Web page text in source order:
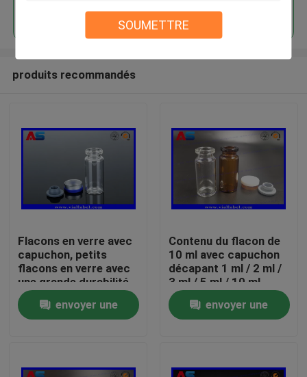
SOUMETTRE
Maison
Au sujet de nous
produits recommandés
Flacons en verre avec
capuchon, petits
flacons en verre avec
une grande durabilité
et un capuchon
dépliableenvoyer une
Contenu du flacon de
10 ml avec capuchon
décapant 1 ml / 2 ml /
3 ml / 5 ml / 10 ml
envoyer une